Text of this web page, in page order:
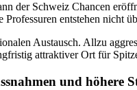
der Schweiz Chancen
Professuren entstehen nicht
Austausch. Allzu
attraktiver Ort für
und höhere